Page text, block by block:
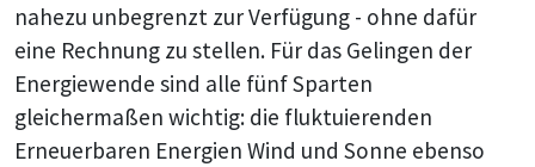
nahezu unbegrenzt zur Verfügung - ohne dafür
eine Rechnung zu stellen. Für das Gelingen der
Energiewende sind alle fünf Sparten
gleichermaßen wichtig: die fluktuierenden
Erneuerbaren Energien Wind und Sonne ebenso